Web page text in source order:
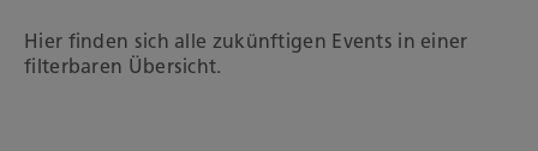
Hier finden sich alle zukünftigen Events in einer
filterbaren Übersicht.